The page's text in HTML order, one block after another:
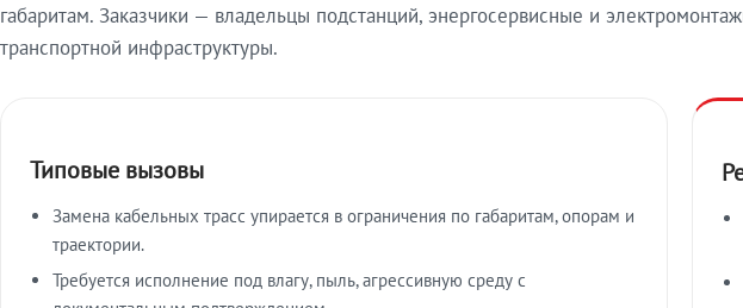
габаритам. Заказчики — владельцы подстанций, энергосервисные и
транспортной инфраструктуры.
Типовые вызовы
Замена кабельных трасс упирается в ограничения по габаритам, опорам и
траектории.
Требуется исполнение под влагу, пыль, агрессивную среду с